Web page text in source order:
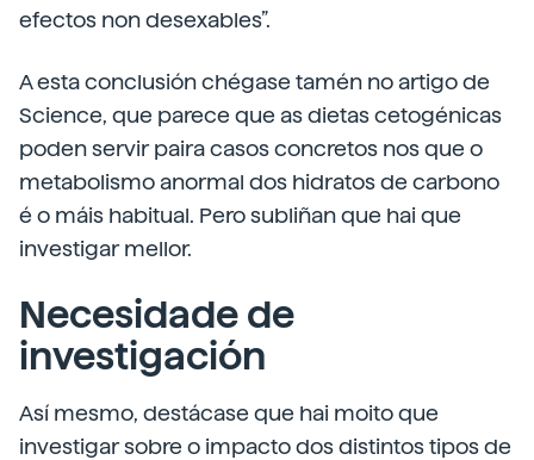
efectos non desexables”.
A esta conclusión chégase tamén no artigo de
Science, que parece que as dietas cetogénicas
poden servir paira casos concretos nos que o
metabolismo anormal dos hidratos de carbono
é o máis habitual. Pero subliñan que hai que
investigar mellor.
Necesidade de
investigación
Así mesmo, destácase que hai moito que
investigar sobre o impacto dos distintos tipos de